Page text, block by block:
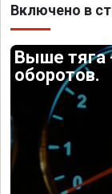
Включено в
Выше тяга
оборотов.